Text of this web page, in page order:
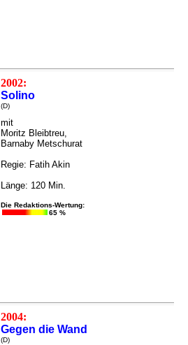
2002:
Solino
(D)
mit
Moritz Bleibtreu,
Barnaby Metschurat
Regie: Fatih Akin
Länge: 120 Min.
Die Redaktions-Wertung:
65 %
2004:
Gegen die Wand
(D)